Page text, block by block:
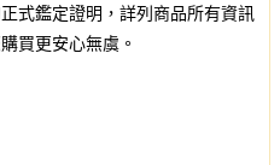
式鑑定證明，詳列商品所有資訊
買更安心無虞。